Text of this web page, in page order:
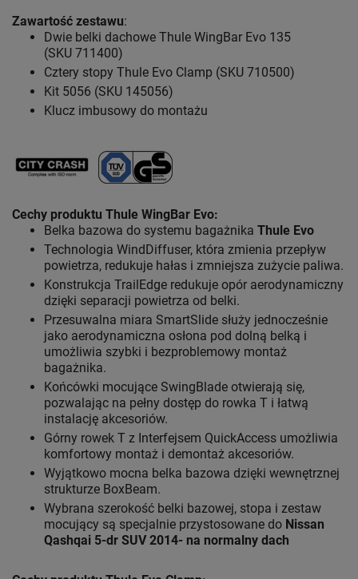
Zawartość zestawu:
Dwie belki dachowe Thule WingBar Evo 135
(SKU 711400)
Cztery stopy Thule Evo Clamp (SKU 710500)
Kit 5056 (SKU 145056)
Klucz imbusowy do montażu
Cechy produktu Thule WingBar Evo:
Belka bazowa do systemu bagażnika Thule Evo
Technologia WindDiffuser, która zmienia przepływ
powietrza, redukuje hałas i zmniejsza zużycie paliwa.
Konstrukcja TrailEdge redukuje opór aerodynamiczny
dzięki separacji powietrza od belki.
Przesuwalna miara SmartSlide służy jednocześnie
jako aerodynamiczna osłona pod dolną belką i
umożliwia szybki i bezproblemowy montaż
bagażnika.
Końcówki mocujące SwingBlade otwierają się,
pozwalając na pełny dostęp do rowka T i łatwą
instalację akcesoriów.
Górny rowek T z Interfejsem QuickAccess umożliwia
komfortowy montaż i demontaż akcesoriów.
Wyjątkowo mocna belka bazowa dzięki wewnętrznej
strukturze BoxBeam.
Wybrana szerokość belki bazowej, stopa i zestaw
mocujący są specjalnie przystosowane do Nissan
Qashqai 5-dr SUV 2014- na normalny dach